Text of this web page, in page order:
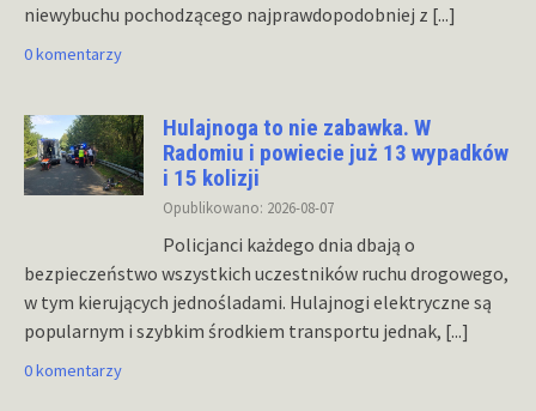
niewybuchu pochodzącego najprawdopodobniej z [...]
0 komentarzy
Hulajnoga to nie zabawka. W
Radomiu i powiecie już 13 wypadków
i 15 kolizji
Opublikowano: 2026-08-07
Policjanci każdego dnia dbają o
bezpieczeństwo wszystkich uczestników ruchu drogowego,
w tym kierujących jednośladami. Hulajnogi elektryczne są
popularnym i szybkim środkiem transportu jednak, [...]
0 komentarzy